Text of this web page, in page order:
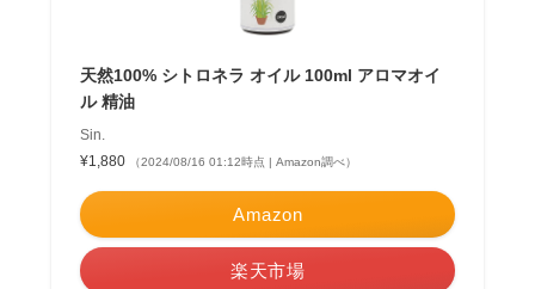
天然100% シトロネラ オイル 100ml アロマオイ
ル 精油
Sin.
¥1,880
（2024/08/16 01:12時点 | Amazon調べ）
Amazon
楽天市場